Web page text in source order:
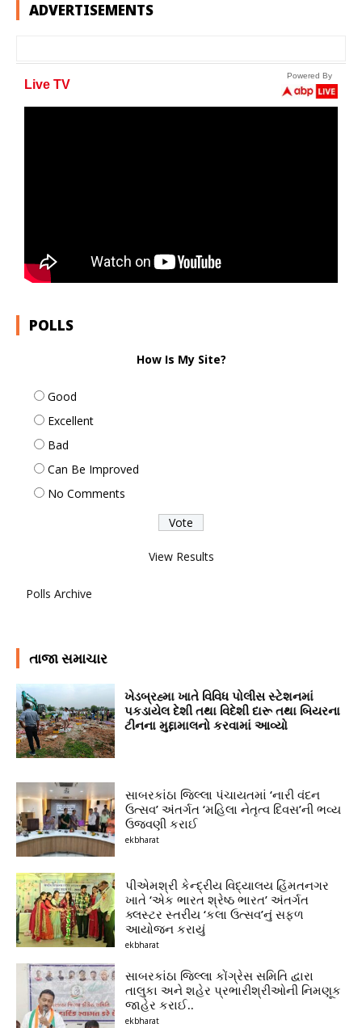
ADVERTISEMENTS
POLLS
How Is My Site?
Good
Excellent
Bad
Can Be Improved
No Comments
View Results
Polls Archive
તાજા સમાચાર
ખેડબ્રહ્મા ખાતે વિવિધ પોલીસ સ્ટેશનમાં
પકડાયેલ દેશી તથા વિદેશી દારૂ તથા બિયરના
ટીનના મુદ્દામાલનો કરવામાં આવ્યો
સાબરકાંઠા જિલ્લા પંચાયતમાં ‘નારી વંદન
ઉત્સવ’ અંતર્ગત ‘મહિલા નેતૃત્વ દિવસ’ની ભવ્ય
ઉજવણી કરાઈ
ekbharat
પીએમશ્રી કેન્દ્રીય વિદ્યાલય હિંમતનગર
ખાતે ‘એક ભારત શ્રેષ્ઠ ભારત’ અંતર્ગત
ક્લસ્ટર સ્તરીય ‘કલા ઉત્સવ’નું સફળ
આયોજન કરાયું
ekbharat
સાબરકાંઠા જિલ્લા કોંગ્રેસ સમિતિ દ્વારા
તાલુકા અને શહેર પ્રભારીશ્રીઓની નિમણૂક
જાહેર કરાઈ..
ekbharat